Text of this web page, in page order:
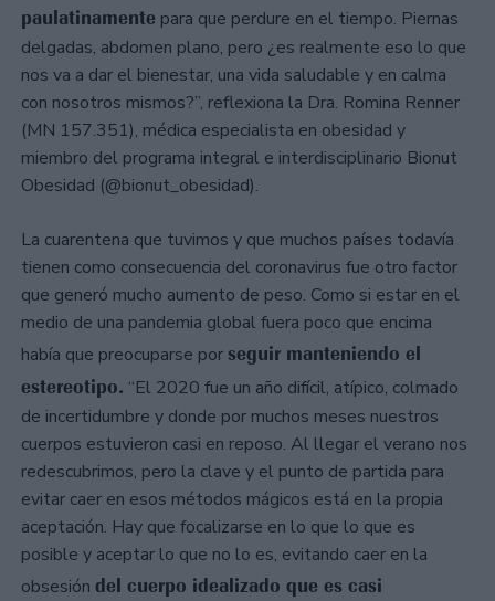
paulatinamente para que perdure en el tiempo. Piernas
delgadas, abdomen plano, pero ¿es realmente eso lo que
nos va a dar el bienestar, una vida saludable y en calma
con nosotros mismos?”, reflexiona la Dra. Romina Renner
(MN 157.351), médica especialista en obesidad y
miembro del programa integral e interdisciplinario Bionut
Obesidad (@bionut_obesidad).
La cuarentena que tuvimos y que muchos países todavía
tienen como consecuencia del coronavirus fue otro factor
que generó mucho aumento de peso. Como si estar en el
medio de una pandemia global fuera poco que encima
había que preocuparse por seguir manteniendo el
estereotipo. “El 2020 fue un año difícil, atípico, colmado
de incertidumbre y donde por muchos meses nuestros
cuerpos estuvieron casi en reposo. Al llegar el verano nos
redescubrimos, pero la clave y el punto de partida para
evitar caer en esos métodos mágicos está en la propia
aceptación. Hay que focalizarse en lo que lo que es
posible y aceptar lo que no lo es, evitando caer en la
obsesión del cuerpo idealizado que es casi